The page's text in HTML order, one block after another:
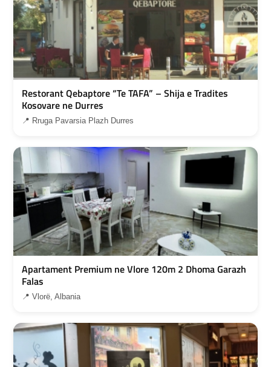
Restorant Qebaptore “Te TAFA” – Shija e Tradites
Kosovare ne Durres
📍 Rruga Pavarsia Plazh Durres
Apartament Premium ne Vlore 120m 2 Dhoma Garazh
Falas
📍 Vlorë, Albania